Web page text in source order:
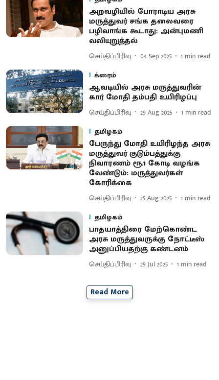
அறவழியில் போராடிய அரசு
மருத்துவர் சங்க தலைவரை
பழிவாங்க கூடாது: அன்புமணி
வலியுறுத்தல்
செய்திப்பிரிவு 04 Sep 2025 1 min read
க்ரைம்
ஆவடியில் அரசு மருத்துவரின்
கார் மோதி தம்பதி உயிரிழப்பு
செய்திப்பிரிவு 29 Aug 2025 1 min read
தமிழகம்
பேருந்து மோதி உயிரிழந்த அரசு
மருத்துவர் குடும்பத்துக்கு
நிவாரணம் ரூ.1 கோடி வழங்க
வேண்டும்: மருத்துவர்கள்
கோரிக்கை
செய்திப்பிரிவு 25 Aug 2025 1 min read
தமிழகம்
பாதயாத்திரை மேற்கொண்ட
அரசு மருத்துவருக்கு நோட்டீஸ்
அனுப்பியதற்கு கண்டனம்
செய்திப்பிரிவு 29 Jul 2025 1 min read
Read More